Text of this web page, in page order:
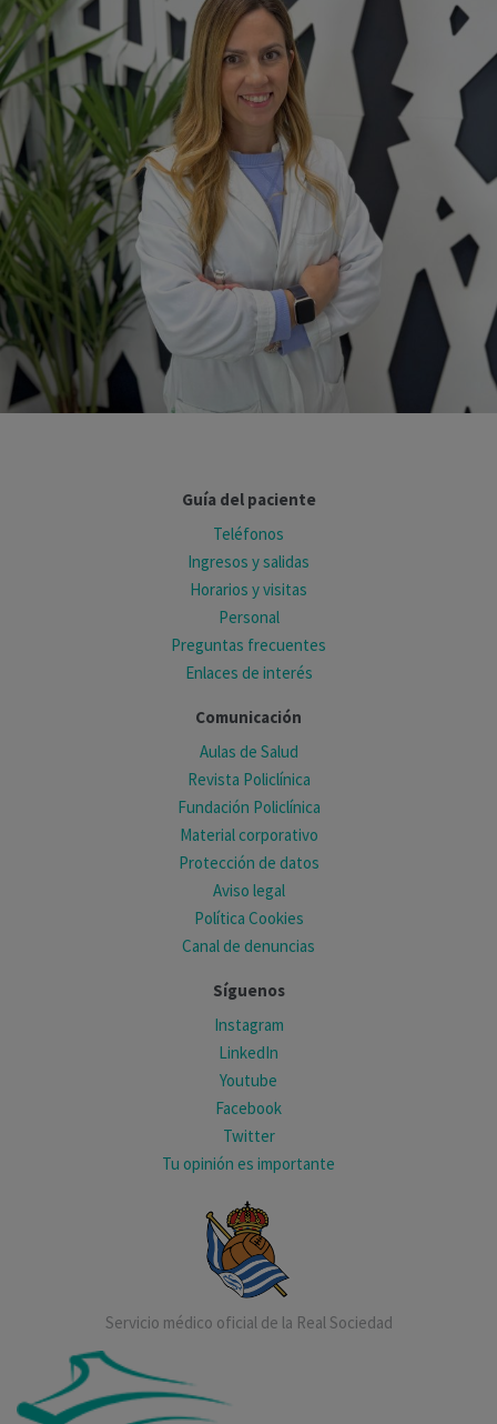
Guía del paciente
Teléfonos
Ingresos y salidas
Horarios y visitas
Personal
Preguntas frecuentes
Enlaces de interés
Comunicación
Aulas de Salud
Revista Policlínica
Fundación Policlínica
Material corporativo
Protección de datos
Aviso legal
Política Cookies
Canal de denuncias
Síguenos
Instagram
LinkedIn
Youtube
Facebook
Twitter
Tu opinión es importante
Servicio médico oficial de la Real Sociedad